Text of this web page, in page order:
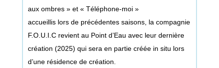
aux ombres » et « Téléphone-moi »
accueillis lors de précédentes saisons, la compagnie
F.O.U.I.C revient au Point d’Eau avec leur dernière
création (2025) qui sera en partie créée in situ lors
d’une résidence de création.